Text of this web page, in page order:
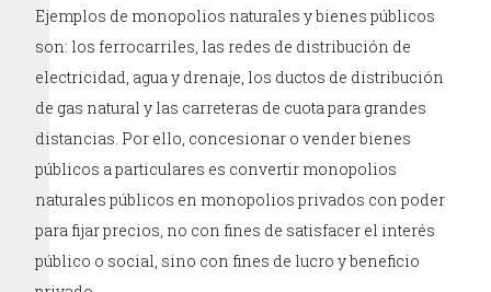
Ejemplos de monopolios naturales y bienes públicos
son: los ferrocarriles, las redes de distribución de
electricidad, agua y drenaje, los ductos de distribución
de gas natural y las carreteras de cuota para grandes
distancias. Por ello, concesionar o vender bienes
públicos a particulares es convertir monopolios
naturales públicos en monopolios privados con poder
para fijar precios, no con fines de satisfacer el interés
público o social, sino con fines de lucro y beneficio